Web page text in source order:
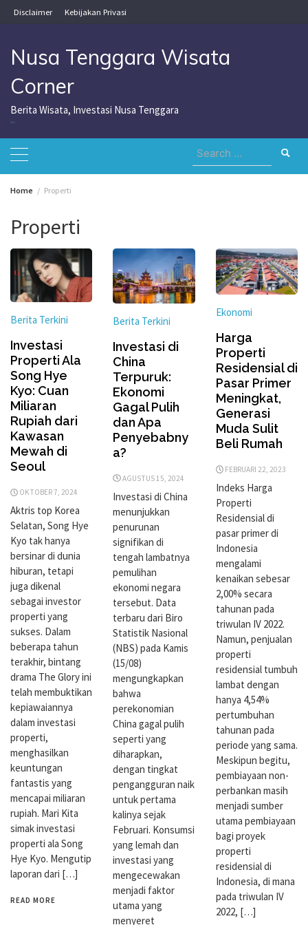
Skip
to
Disclaimer Kebijakan Privasi
Nusa Tenggara Wisata
Corner
Berita Wisata, Investasi Nusa Tenggara
Search
for:
Home Properti
Properti
Berita Terkini
Investasi
Properti Ala
Song Hye
Kyo: Cuan
Miliaran
Rupiah dari
Kawasan
Mewah di
Seoul
OKTOBER 7, 2024
Aktris top Korea
Selatan, Song Hye
Kyo tak hanya
bersinar di dunia
hiburan, tetapi
juga dikenal
sebagai investor
properti yang
sukses. Dalam
beberapa tahun
terakhir, bintang
drama The Glory ini
telah membuktikan
kepiawaiannya
dalam investasi
properti,
menghasilkan
keuntungan
fantastis yang
mencapai miliaran
rupiah. Mari Kita
simak investasi
properti ala Song
Hye Kyo. Mengutip
laporan dari […]
READ MORE
Berita Terkini
Investasi di
China
Terpuruk:
Ekonomi
Gagal Pulih
dan Apa
Penyebabny
a?
AGUSTUS 15, 2024
Investasi di China
menunjukkan
penurunan
signifikan di
tengah lambatnya
pemulihan
ekonomi negara
tersebut. Data
terbaru dari Biro
Statistik Nasional
(NBS) pada Kamis
(15/08)
mengungkapkan
bahwa
perekonomian
China gagal pulih
seperti yang
diharapkan,
dengan tingkat
pengangguran naik
untuk pertama
kalinya sejak
Februari. Konsumsi
yang lemah dan
investasi yang
mengecewakan
menjadi faktor
utama yang
menyeret
Ekonomi
Harga
Properti
Residensial di
Pasar Primer
Meningkat,
Generasi
Muda Sulit
Beli Rumah
FEBRUARI 22, 2023
Indeks Harga
Properti
Residensial di
pasar primer di
Indonesia
mengalami
kenaikan sebesar
2,00% secara
tahunan pada
triwulan IV 2022.
Namun, penjualan
properti
residensial tumbuh
lambat dengan
hanya 4,54%
pertumbuhan
tahunan pada
periode yang sama.
Meskipun begitu,
pembiayaan non-
perbankan masih
menjadi sumber
utama pembiayaan
bagi proyek
properti
residensial di
Indonesia, di mana
pada triwulan IV
2022, […]